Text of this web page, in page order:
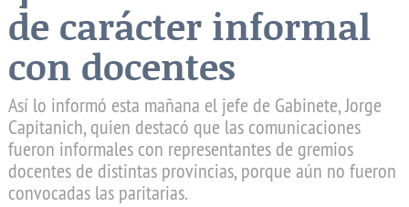
de carácter informal
con docentes
Así lo informó esta mañana el jefe de Gabinete, Jorge
Capitanich, quien destacó que las comunicaciones
fueron informales con representantes de gremios
docentes de distintas provincias, porque aún no fueron
convocadas las paritarias.